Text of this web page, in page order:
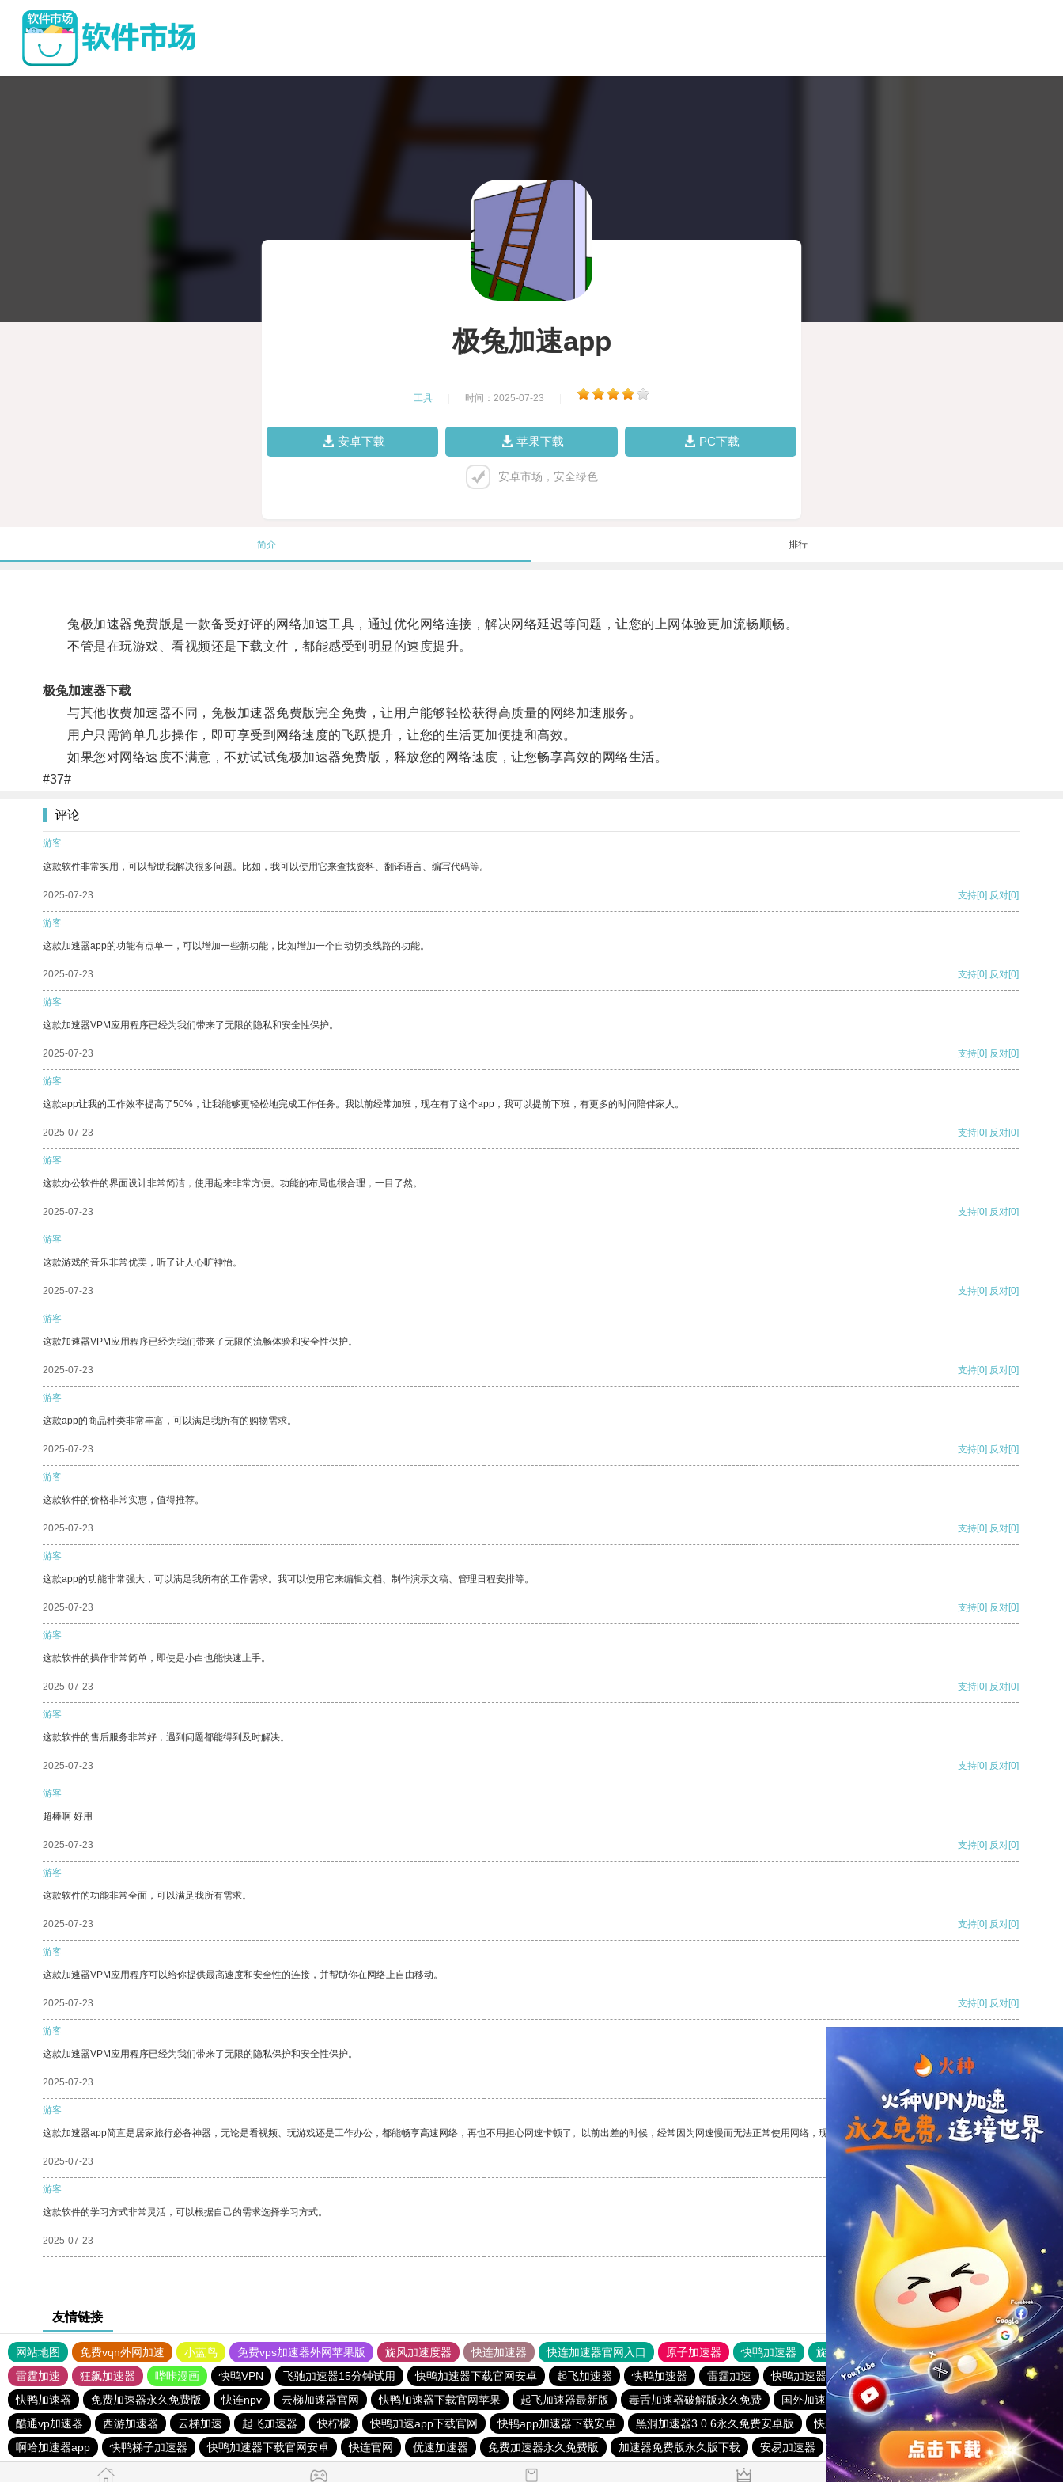
极兔加速app
工具 时间：2025-07-23
安卓下载 苹果下载 PC下载
安卓市场，安全绿色
简介 排行
兔极加速器免费版是一款备受好评的网络加速工具，通过优化网络连接，解决网络延迟等问题，让您的上网体验更加流畅顺畅。
不管是在玩游戏、看视频还是下载文件，都能感受到明显的速度提升。
极兔加速器下载
与其他收费加速器不同，兔极加速器免费版完全免费，让用户能够轻松获得高质量的网络加速服务。
用户只需简单几步操作，即可享受到网络速度的飞跃提升，让您的生活更加便捷和高效。
如果您对网络速度不满意，不妨试试兔极加速器免费版，释放您的网络速度，让您畅享高效的网络生活。
#37#
评论
游客
这款软件非常实用，可以帮助我解决很多问题。比如，我可以使用它来查找资料、翻译语言、编写代码等。
2025-07-23 支持[0] 反对[0]
游客
这款加速器app的功能有点单一，可以增加一些新功能，比如增加一个自动切换线路的功能。
2025-07-23 支持[0] 反对[0]
游客
这款加速器VPM应用程序已经为我们带来了无限的隐私和安全性保护。
2025-07-23 支持[0] 反对[0]
游客
这款app让我的工作效率提高了50%，让我能够更轻松地完成工作任务。我以前经常加班，现在有了这个app，我可以提前下班，有更多的时间陪伴家人。
2025-07-23 支持[0] 反对[0]
游客
这款办公软件的界面设计非常简洁，使用起来非常方便。功能的布局也很合理，一目了然。
2025-07-23 支持[0] 反对[0]
游客
这款游戏的音乐非常优美，听了让人心旷神怡。
2025-07-23 支持[0] 反对[0]
游客
这款加速器VPM应用程序已经为我们带来了无限的流畅体验和安全性保护。
2025-07-23 支持[0] 反对[0]
游客
这款app的商品种类非常丰富，可以满足我所有的购物需求。
2025-07-23 支持[0] 反对[0]
游客
这款软件的价格非常实惠，值得推荐。
2025-07-23 支持[0] 反对[0]
游客
这款app的功能非常强大，可以满足我所有的工作需求。我可以使用它来编辑文档、制作演示文稿、管理日程安排等。
2025-07-23 支持[0] 反对[0]
游客
这款软件的操作非常简单，即使是小白也能快速上手。
2025-07-23 支持[0] 反对[0]
游客
这款软件的售后服务非常好，遇到问题都能得到及时解决。
2025-07-23 支持[0] 反对[0]
游客
超棒啊 好用
2025-07-23 支持[0] 反对[0]
游客
这款软件的功能非常全面，可以满足我所有需求。
2025-07-23 支持[0] 反对[0]
游客
这款加速器VPM应用程序可以给你提供最高速度和安全性的连接，并帮助你在网络上自由移动。
2025-07-23 支持[0] 反对[0]
游客
这款加速器VPM应用程序已经为我们带来了无限的隐私保护和安全性保护。
2025-07-23
游客
这款加速器app简直是居家旅行必备神器，无论是看视频、玩游戏还是工作办公，都能畅享高速网络，再也不用担心网速卡顿了。以前出差的时候，经常因为网速慢而无法正常使用网络，现在有了这个app，我再也不用担心了。
2025-07-23 反对
游客
这款软件的学习方式非常灵活，可以根据自己的需求选择学习方式。
2025-07-23 反对[0]
友情链接
网站地图 免费vqn外网加速 小蓝鸟 免费vps加速器外网苹果版 旋风加速度器 快连加速器 快连加速器官网入口 原子加速器 快鸭加速器 旋风加速度器 外网网址导航
软件中心
雷霆加速
狂飙加速器 哔咔漫画 快鸭VPN 飞驰加速器15分钟试用 快鸭加速器下载官网安卓 起飞加速器 快鸭加速器 雷霆加速 快鸭加速器下载官网苹果
免费加速器永久免费版
快鸭加速器
免费加速器永久免费版 快连npv 云梯加速器官网 快鸭加速器下载官网苹果 起飞加速器最新版 毒舌加速器破解版永久免费 国外加速器免费 快喵加速器
极风加速器
酷通vp加速器
西游加速器 云梯加速 起飞加速器 快柠檬 快鸭加速app下载官网 快鸭app加速器下载安卓 黑洞加速器3.0.6永久免费安卓版 快连加速器app
下载快鸭加速器最新版
啊哈加速器app
快鸭梯子加速器 快鸭加速器下载官网安卓 快连官网 优速加速器 免费加速器永久免费版 加速器免费版永久版下载 安易加速器